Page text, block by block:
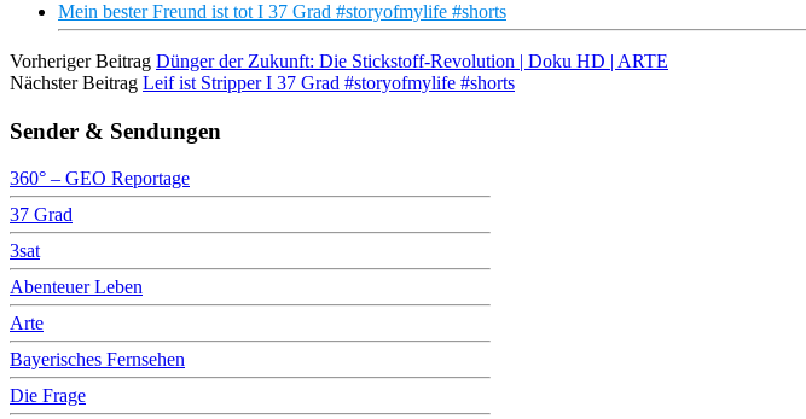
Mein bester Freund ist tot I 37 Grad #storyofmylife #shorts
Vorheriger Beitrag Dünger der Zukunft: Die Stickstoff-Revolution | Doku HD | ARTE
Nächster Beitrag Leif ist Stripper I 37 Grad #storyofmylife #shorts
Sender & Sendungen
360° – GEO Reportage
37 Grad
3sat
Abenteuer Leben
Arte
Bayerisches Fernsehen
Die Frage